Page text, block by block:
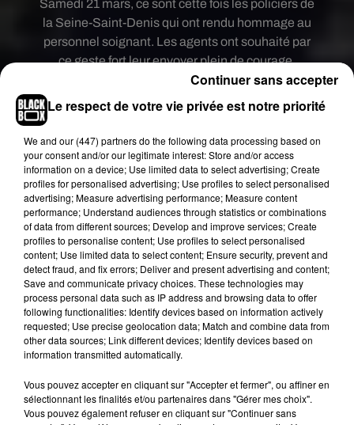
Samedi 21 mars, ce sont cette fois les policiers de
la Seine-Saint-Denis qui ont rendu hommage au
personnel soignant. Les agents ont souhaité par
ce geste fort leur envoyer plein de courage.
Il était 20 heures quand les lumières bleues et les
sirènes ont hurlé devant le centre hospitalier de
Saint-Denis. Une unité de police a fait retentir les
applaudissements, dans une émotion palpable
des deux côtés.
Le respect de votre vie privée est notre priorité
We and our (447) partnersdo the following data processing based on
your consent and/or our legitimate interest: Store and/or access
information on a device; Use limited data to select advertising; Create
profiles for personalised advertising; Use profiles to select personalised
advertising; Measure advertising performance; Measure content
performance; Understand audiences through statistics or combinations
of data from different sources; Develop and improve services; Create
profiles to personalise content; Use profiles to select personalised
content; Use limited data to select content; Ensure security, prevent and
detect fraud, and fix errors; Deliver and present advertising and content;
Save and communicate privacy choices. These technologies may
process personal data such as IP address and browsing data to offer
following functionalities: Identify devices based on information actively
requested; Use precise geolocation data; Match and combine data from
other data sources; Link different devices; Identify devices based on
information transmitted automatically.
Vous pouvez accepter en cliquant sur "Accepter et fermer", ou affiner en
sélectionnant les finalités et/ou partenaires dans "Gérer mes choix".
Vous pouvez également refuser en cliquant sur "Continuer sans
Continuer sans accepter